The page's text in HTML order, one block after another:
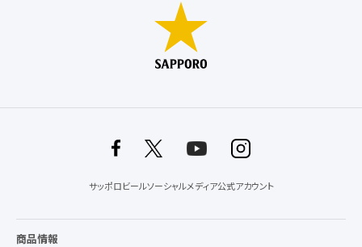
サッポロビールソーシャルメディア公式アカウント
商品情報